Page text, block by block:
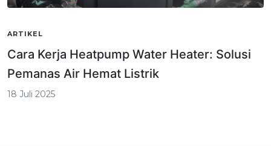
ARTIKEL
Cara Kerja Heatpump Water Heater: Solusi
Pemanas Air Hemat Listrik
18 Juli 2025